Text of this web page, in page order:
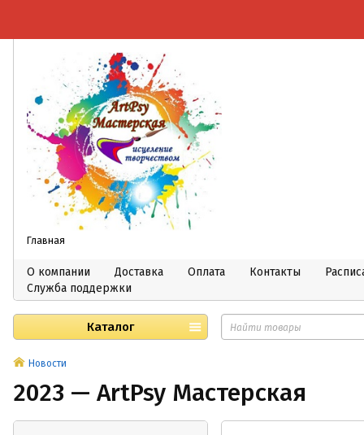
Главная
О компании Доставка Оплата Контакты
Служба поддержки
Каталог
Новости
2023 — ArtPsy Мастерская